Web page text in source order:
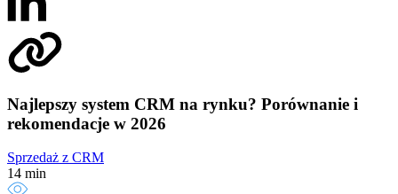
Najlepszy system CRM na rynku? Porównanie i
rekomendacje w 2026
Sprzedaż z CRM
14 min